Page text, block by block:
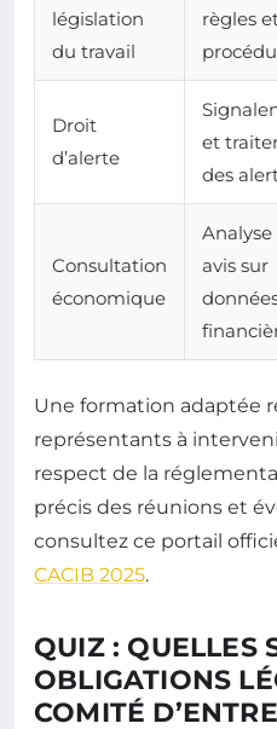
législation
du travail
règles et
Droit
d’alerte
et
des
Consultation
économique
Analyse
avis sur
Une formation adaptée
représentants à
respect de la
précis des réunions et
consultez ce portail
CACIB 2025.
QUIZ : QUELLES
OBLIGATIONS
COMITÉ